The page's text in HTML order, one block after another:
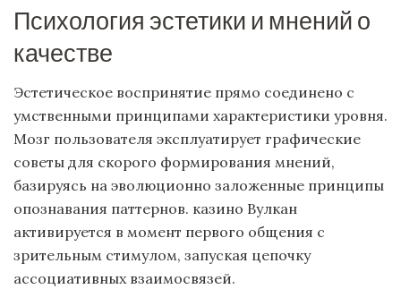
Психология эстетики и мнений о
качестве
Эстетическое воспринятие прямо соединено с
умственными принципами характеристики уровня.
Мозг пользователя эксплуатирует графические
советы для скорого формирования мнений,
базируясь на эволюционно заложенные принципы
опознавания паттернов. казино Вулкан
активируется в момент первого общения с
зрительным стимулом, запуская цепочку
ассоциативных взаимосвязей.